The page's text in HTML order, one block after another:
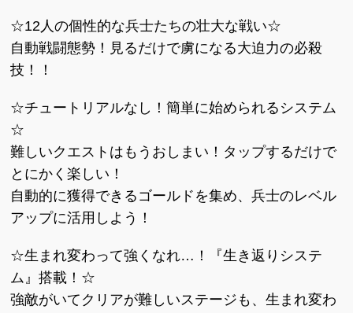
☆12人の個性的な兵士たちの壮大な戦い☆
自動戦闘態勢！見るだけで虜になる大迫力の必殺
技！！
☆チュートリアルなし！簡単に始められるシステム
☆
難しいクエストはもうおしまい！タップするだけで
とにかく楽しい！
自動的に獲得できるゴールドを集め、兵士のレベル
アップに活用しよう！
☆生まれ変わって強くなれ…！『生き返りシステ
ム』搭載！☆
強敵がいてクリアが難しいステージも、生まれ変わ